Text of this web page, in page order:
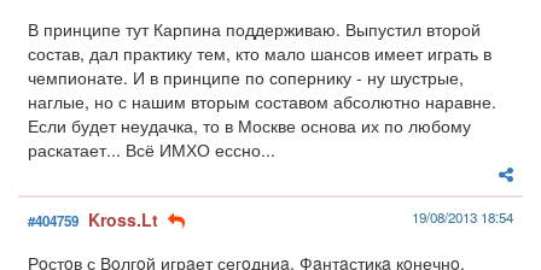
В принципе тут Карпина поддерживаю. Выпустил второй
состав, дал практику тем, кто мало шансов имеет играть в
чемпионате. И в принципе по сопернику - ну шустрые,
наглые, но с нашим вторым составом абсолютно наравне.
Если будет неудачка, то в Москве основа их по любому
раскатает... Всё ИМХО ессно...
#404759 Kross.Lt 19/08/2013 18:54
Рoстoв с Вoлгoй игрaет сегoдниa. Фaнтaстикa кoнечнo,